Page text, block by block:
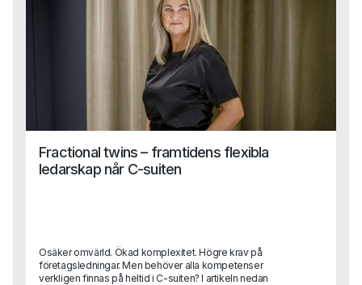
Fractional twins – framtidens flexibla
ledarskap når C-suiten
Osäker omvärld. Ökad komplexitet. Högre krav på
företagsledningar. Men behöver alla kompetenser
verkligen finnas på heltid i C-suiten? I artikeln nedan